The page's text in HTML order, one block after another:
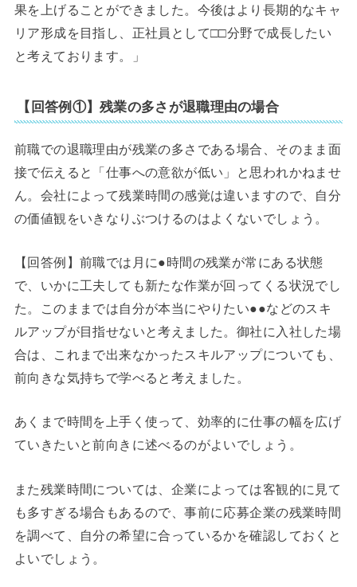
果を上げることができました。今後はより長期的なキャ
リア形成を目指し、正社員として□□分野で成長したい
と考えております。」
【回答例①】残業の多さが退職理由の場合
前職での退職理由が残業の多さである場合、そのまま面
接で伝えると「仕事への意欲が低い」と思われかねませ
ん。会社によって残業時間の感覚は違いますので、自分
の価値観をいきなりぶつけるのはよくないでしょう。
【回答例】前職では月に●時間の残業が常にある状態
で、いかに工夫しても新たな作業が回ってくる状況でし
た。このままでは自分が本当にやりたい●●などのスキ
ルアップが目指せないと考えました。御社に入社した場
合は、これまで出来なかったスキルアップについても、
前向きな気持ちで学べると考えました。
あくまで時間を上手く使って、効率的に仕事の幅を広げ
ていきたいと前向きに述べるのがよいでしょう。
また残業時間については、企業によっては客観的に見て
も多すぎる場合もあるので、事前に応募企業の残業時間
を調べて、自分の希望に合っているかを確認しておくと
よいでしょう。